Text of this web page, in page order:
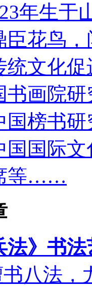
生于
臣花鸟
统文化
书画院
国榜书
国国际
等……
法》书
法，